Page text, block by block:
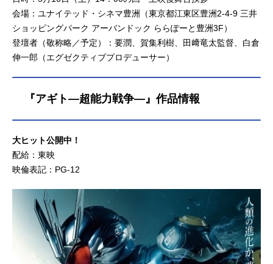
会場：ユナイテッド・シネマ豊洲（東京都江東区豊洲2-4-9 三井
ショッピングパーク アーバンドック ららぽーと豊洲3F）
登壇者（敬称略／予定）：要潤、賀集利樹、田﨑竜太監督、白倉
伸一郎（エグゼクティブプロデューサー）
『アギト—超能力戦争—』作品情報
大ヒット公開中！
配給：東映
映倫表記：PG-12